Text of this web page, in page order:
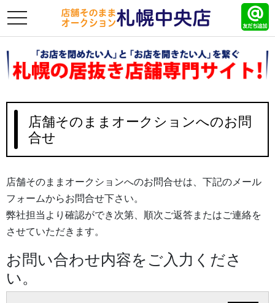
toggle
店舗そのままオークションへのお問
合せ
店舗そのままオークションへのお問合せは、下記のメール
フォームからお問合せ下さい。
弊社担当より確認ができ次第、順次ご返答またはご連絡を
させていただきます。
お問い合わせ内容をご入力くださ
い。